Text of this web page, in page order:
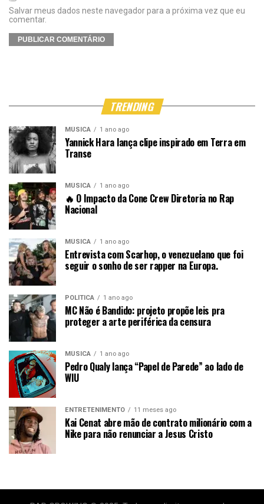
Salvar meus dados neste navegador para a próxima vez que eu
comentar.
TRENDING
MÚSICA 1 ano ago
Yannick Hara lança clipe inspirado em Terra em
Transe
MÚSICA 1 ano ago
🔥 O Impacto da Cone Crew Diretoria no Rap
Nacional
MÚSICA 1 ano ago
Entrevista com Scarhop, o venezuelano que foi
seguir o sonho de ser rapper na Europa.
POLÍTICA 1 ano ago
MC Não é Bandido: projeto propõe leis pra
proteger a arte periférica da censura
MÚSICA 1 ano ago
Pedro Qualy lança “Papel de Parede” ao lado de
WIU
ENTRETENIMENTO 11 meses ago
Kai Cenat abre mão de contrato milionário com a
Nike para não renunciar a Jesus Cristo